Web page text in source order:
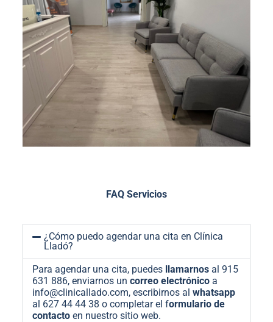
FAQ Servicios
¿Cómo puedo agendar una cita en Clínica
Lladó?
Para agendar una cita, puedes llamarnosal 915
631 886, enviarnos un correo electrónicoa
info@clinicallado.com, escribirnos al whatsapp
al 627 44 44 38 o completar el formulario de
contactoen nuestro sitio web.